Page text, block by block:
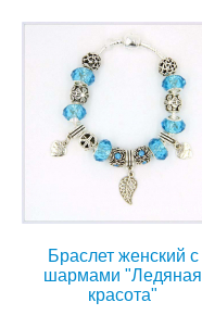
Браслет женский с
шармами "Ледяная
красота"